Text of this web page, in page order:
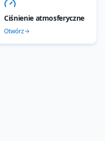
Ciśnienie atmosferyczne
Otwórz